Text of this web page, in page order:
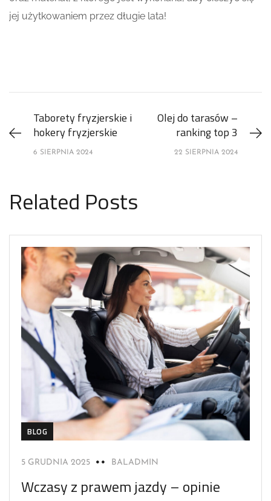
jej użytkowaniem przez długie lata!
Taborety fryzjerskie i
hokery fryzjerskie
6 SIERPNIA 2024
Olej do tarasów –
ranking top 3
22 SIERPNIA 2024
Related Posts
BLOG
5 GRUDNIA 2025 BALADMIN
Wczasy z prawem jazdy – opinie